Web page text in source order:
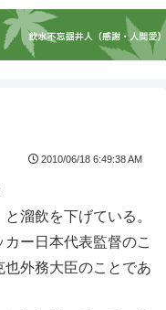
2010/06/18 6:49:38 AM
溜飲を下げている。
ー日本代表監督のこ
外務大臣のことであ